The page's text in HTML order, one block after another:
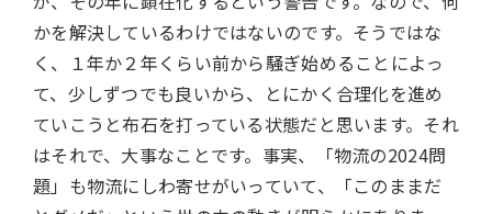
かを解決しているわけではないのです。そうではな
く、１年か２年くらい前から騒ぎ始めることによっ
て、少しずつでも良いから、とにかく合理化を進め
ていこうと布石を打っている状態だと思います。それ
はそれで、大事なことです。事実、「物流の2024問
題」も物流にしわ寄せがいっていて、「このままだ